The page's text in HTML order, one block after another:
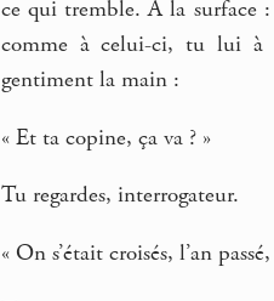
ce qui tremble. À la surface
comme à celui-ci, tu lui à
gentiment la main :
« Et ta copine, ça va ? »
Tu regardes, interrogateur.
« On s’était croisés, l’an